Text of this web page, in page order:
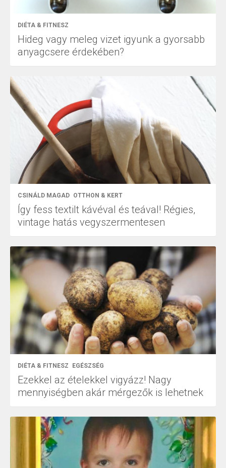
DIÉTA & FITNESZ
Hideg vagy meleg vizet igyunk a gyorsabb
anyagcsere érdekében?
CSINÁLD MAGAD OTTHON & KERT
Így fess textilt kávéval és teával! Régies,
vintage hatás vegyszermentesen
DIÉTA & FITNESZ EGÉSZSÉG
Ezekkel az ételekkel vigyázz! Nagy
mennyiségben akár mérgezők is lehetnek